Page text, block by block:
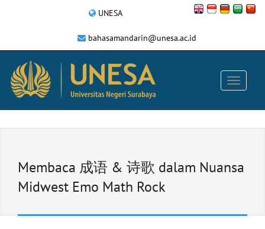
UNESA
bahasamandarin@unesa.ac.id
Membaca 成语 & 诗歌 dalam Nuansa
Midwest Emo Math Rock